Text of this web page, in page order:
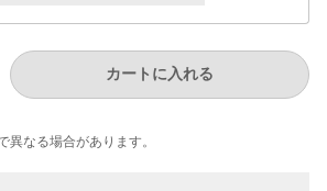
カートに入れる
なる​場合が​あります。